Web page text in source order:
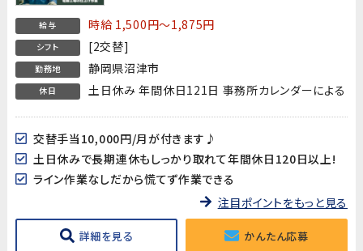
給与 時給 1,500円～1,875円
シフト [2交替]
勤務地 静岡県沼津市
休日 土日休み 年間休日121日 事務所カレンダーによる
交替手当10,000円/月が付きます♪
土日休みで長期連休もしっかり取れて年間休日120日以上!
ライン作業なしだから慌てず作業できる
注目ポイントをもっと見る
詳細を見る かんたん応募